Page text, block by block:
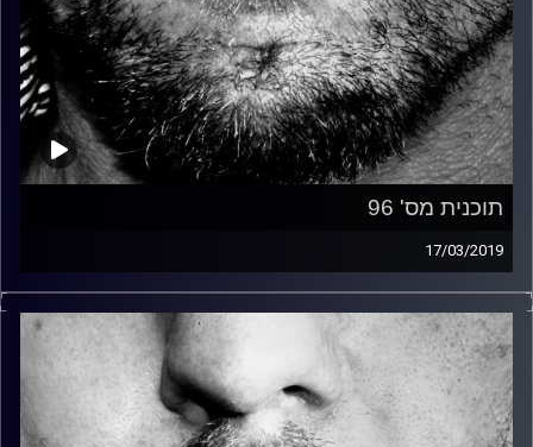
תוכנית מס' 96
17/03/2019
זיפים, מוזיקה מחוספסת של הופעות חיות. הרבה ג'אם, רוק,
בלוז, bluegrass, ג'אז, Fאנק, פרוגרסיב ואפילו אלקטרוניקה.
כל מה שחי, אמיתי ונושם.
עם שמוליק רגב.
קרדיט תמונות: David Goehring